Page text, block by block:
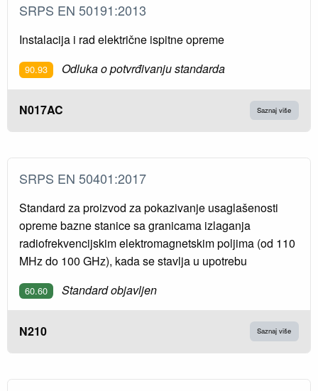
SRPS EN 50191:2013
Instalacija i rad električne ispitne opreme
90.93 Odluka o potvrđivanju standarda
N017AC Saznaj više
SRPS EN 50401:2017
Standard za proizvod za pokazivanje usaglašenosti
opreme bazne stanice sa granicama izlaganja
radiofrekvencijskim elektromagnetskim poljima (od 110
MHz do 100 GHz), kada se stavlja u upotrebu
60.60 Standard objavljen
N210 Saznaj više